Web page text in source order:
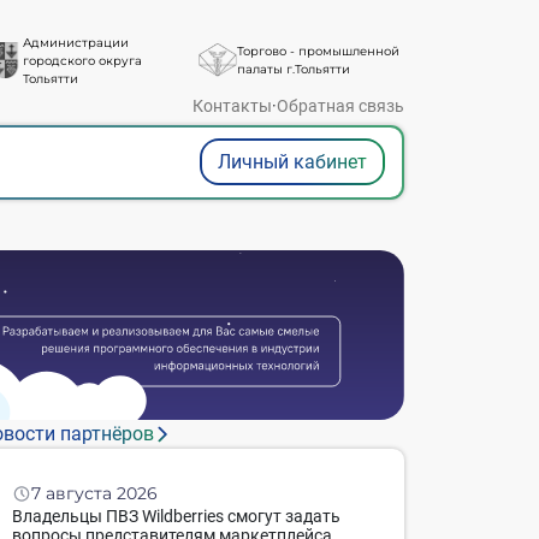
Администрации
городского округа
Тольятти
Торгово - промышленной
палаты г.Тольятти
Контакты·Обратная связь
Личный кабинет
партнёров
7 августа 2026
Владельцы ПВЗ Wildberries смогут задать